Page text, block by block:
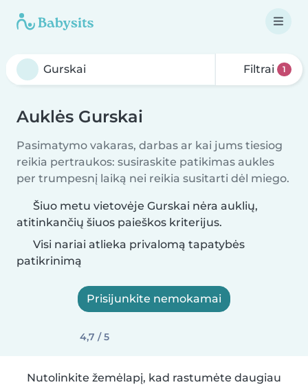
Filtrai 1
Auklės Gurskai
Pasimatymo vakaras, darbas ar kai jums tiesiog
reikia pertraukos: susiraskite patikimas aukles
per trumpesnį laiką nei reikia susitarti dėl miego.
Šiuo metu vietovėje Gurskai nėra auklių,
atitinkančių šiuos paieškos kriterijus.
Visi nariai atlieka privalomą tapatybės
patikrinimą
Prisijunkite nemokamai
4,7 / 5
Nutolinkite žemėlapį, kad rastumėte daugiau